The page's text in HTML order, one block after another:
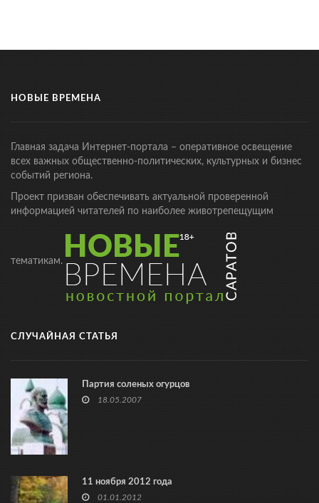
НОВЫЕ ВРЕМЕНА
Главная задача Интернет-портала – оперативное освещение
всех важных общественно-политических, культурных и бизнес
событий региона.
Проект призван обеспечивать актуальной проверенной
информацией читателей по наиболее животрепещущим
тематикам.
СЛУЧАЙНАЯ СТАТЬЯ
Партия соленых огурцов
18.05.2007
11 ноября 2012 года
01.01.2012